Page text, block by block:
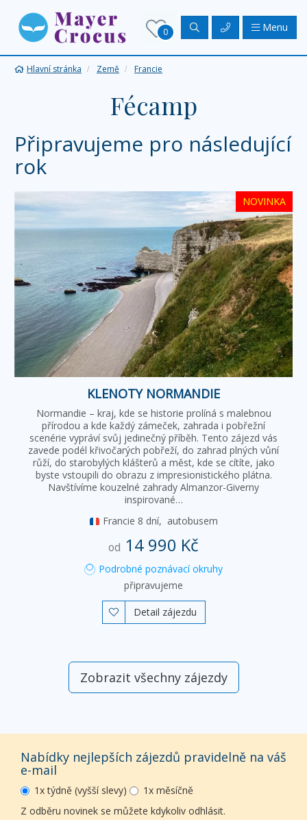
0 Menu
Hlavní stránka Země Francie
Fécamp
Připravujeme pro následující
rok
NOVINKA
KLENOTY NORMANDIE
Normandie – kraj, kde se historie prolíná s malebnou
přírodou a kde každý zámeček, zahrada i pobřežní
scenérie vypráví svůj jedinečný příběh. Tento zájezd vás
zavede podél křivočarých pobřeží, do zahrad plných vůní
růží, do starobylých klášterů a měst, kde se cítíte, jako
byste vstoupili do obrazu z impresionistického plátna.
Navštívíme kouzelné zahrady Almanzor-Giverny
inspirované…
Francie 8 dní, autobusem
od 14 990 Kč
Podrobné poznávací okruhy
připravujeme
 Detail zájezdu
Zobrazit všechny zájezdy
Nabídky nejlepších zájezdů pravidelně na váš
e-mail
1x týdně (vyšší slevy)
1x měsíčně
Z odběru novinek se můžete kdykoliv odhlásit.